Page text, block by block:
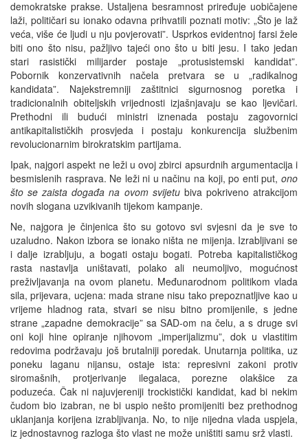
demokratske prakse. Ustaljena besramnost priređuje uobičajene
laži, političari su ionako odavna prihvatili poznati motiv: „Što je laž
veća, više će ljudi u nju povjerovati”. Usprkos evidentnoj farsi žele
biti ono što nisu, pažljivo tajeći ono što u biti jesu. I tako jedan
stari rasistički milijarder postaje „protusistemski kandidat”.
Pobornik konzervativnih načela pretvara se u „radikalnog
kandidata”. Najekstremniji zaštitnici sigurnosnog poretka i
tradicionalnih obiteljskih vrijednosti izjašnjavaju se kao ljevičari.
Prethodni ili budući ministri iznenada postaju zagovornici
antikapitalističkih prosvjeda i postaju konkurencija službenim
revolucionarnim birokratskim partijama.
Ipak, najgori aspekt ne leži u ovoj zbirci apsurdnih argumentacija i
besmislenih rasprava. Ne leži ni u načinu na koji, po enti put, ono
što se zaista događa na ovom svijetubiva pokriveno atrakcijom
novih slogana uzvikivanih tijekom kampanje.
Ne, najgora je činjenica što su gotovo svi svjesni da je sve to
uzaludno. Nakon izbora se ionako ništa ne mijenja. Izrabljivani se
i dalje izrabljuju, a bogati ostaju bogati. Potreba kapitalističkog
rasta nastavlja uništavati, polako ali neumoljivo, mogućnost
preživljavanja na ovom planetu. Međunarodnom politikom vlada
sila, prijevara, ucjena: mada strane nisu tako prepoznatljive kao u
vrijeme hladnog rata, stvari se nisu bitno promijenile, s jedne
strane „zapadne demokracije” sa SAD-om na čelu, a s druge svi
oni koji hine opiranje njihovom „imperijalizmu”, dok u vlastitim
redovima podržavaju još brutalniji poredak. Unutarnja politika, uz
poneku laganu nijansu, ostaje ista: represivni zakoni protiv
siromašnih, protjerivanje ilegalaca, porezne olakšice za
poduzeća. Čak ni najuvjereniji trockistički kandidat, kad bi nekim
čudom bio izabran, ne bi uspio nešto promijeniti bez prethodnog
uklanjanja korijena izrabljivanja. No, to nije nijedna vlada uspjela,
iz jednostavnog razloga što vlast ne može uništiti samu srž vlasti.